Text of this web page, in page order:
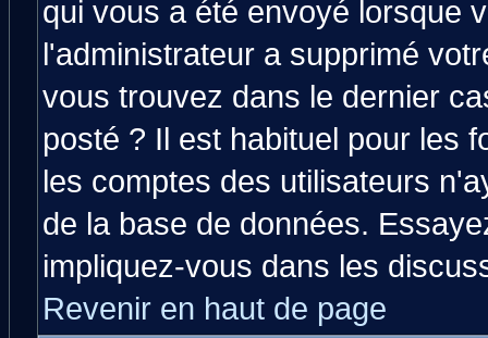
qui vous a été envoyé lorsque
l'administrateur a supprimé
vous trouvez dans le dernier
posté ? Il est habituel pour les
les comptes des utilisateurs
de la base de données.
impliquez-vous dans les
Revenir en haut de page